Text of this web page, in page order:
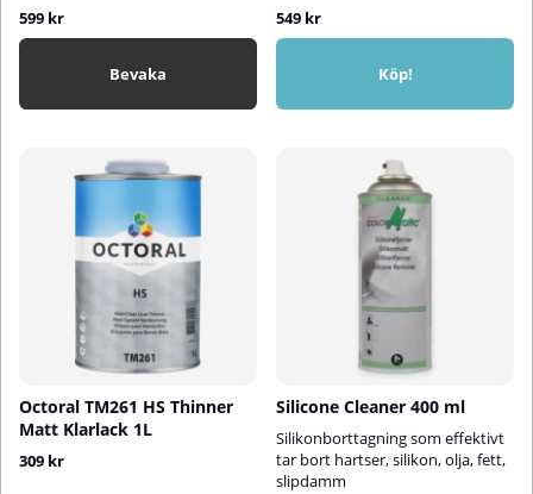
599 kr
Bevaka
549 kr
Köp!
Octoral TM261 HS Thinner
Matt Klarlack 1L
309 kr
Silicone Cleaner 400 ml
Silikonborttagning som effektivt
tar bort hartser, silikon, olja, fett,
slipdamm